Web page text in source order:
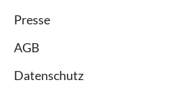
Presse
AGB
Datenschutz